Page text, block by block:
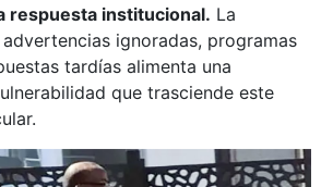
respuesta institucional. La
ignoradas, programas
tardías alimenta una
que trasciende este